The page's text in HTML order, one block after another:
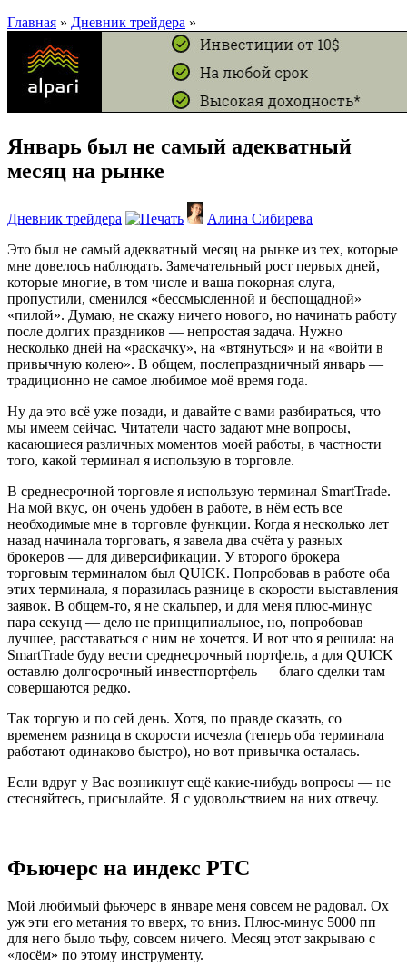
Главная » Дневник трейдера »
Январь был не самый адекватный
месяц на рынке
Дневник трейдера
Алина Сибирева
Это был не самый адекватный месяц на рынке из тех, которые
мне довелось наблюдать. Замечательный рост первых дней,
которые многие, в том числе и ваша покорная слуга,
пропустили, сменился «бессмысленной и беспощадной»
«пилой». Думаю, не скажу ничего нового, но начинать работу
после долгих праздников — непростая задача. Нужно
несколько дней на «раскачку», на «втянуться» и на «войти в
привычную колею». В общем, послепраздничный январь —
традиционно не самое любимое моё время года.
Ну да это всё уже позади, и давайте с вами разбираться, что
мы имеем сейчас. Читатели часто задают мне вопросы,
касающиеся различных моментов моей работы, в частности
того, какой терминал я использую в торговле.
В среднесрочной торговле я использую терминал SmartTrade.
На мой вкус, он очень удобен в работе, в нём есть все
необходимые мне в торговле функции. Когда я несколько лет
назад начинала торговать, я завела два счёта у разных
брокеров — для диверсификации. У второго брокера
торговым терминалом был QUICK. Попробовав в работе оба
этих терминала, я поразилась разнице в скорости выставления
заявок. В общем-то, я не скальпер, и для меня плюс-минус
пара секунд — дело не принципиальное, но, попробовав
лучшее, расставаться с ним не хочется. И вот что я решила: на
SmartTrade буду вести среднесрочный портфель, а для QUICK
оставлю долгосрочный инвестпортфель — благо сделки там
совершаются редко.
Так торгую и по сей день. Хотя, по правде сказать, со
временем разница в скорости исчезла (теперь оба терминала
работают одинаково быстро), но вот привычка осталась.
Если вдруг у Вас возникнут ещё какие-нибудь вопросы — не
стесняйтесь, присылайте. Я с удовольствием на них отвечу.
Фьючерс на индекс РТС
Мой любимый фьючерс в январе меня совсем не радовал. Ох
уж эти его метания то вверх, то вниз. Плюс-минус 5000 пп
для него было тьфу, совсем ничего. Месяц этот закрываю с
«лосём» по этому инструменту.